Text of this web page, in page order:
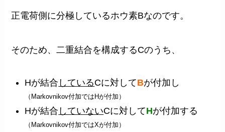
正電荷側に分極しているホウ素Bなのです。
そのため、二重結合を構成するCのうち、
Hが結合 しているCに対してBが付加し
（Markovnikov付加ではHが付加）
Hが結合 していないCに対してHが付加する
（Markovnikov付加ではXが付加）